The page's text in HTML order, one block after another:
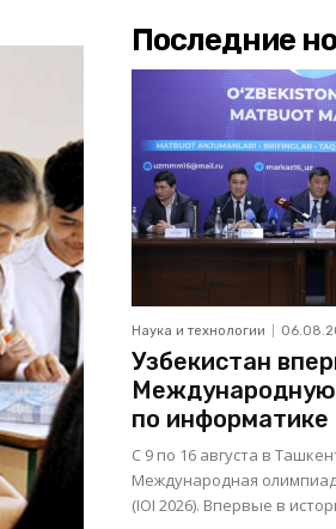
Последние
Наука и технологии
Узбекистан
по информатике
С 9 по 16 августа в
Международная
(IOI 2026). Впервые в